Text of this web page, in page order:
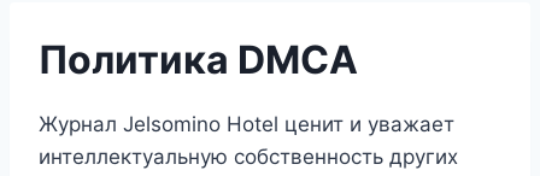
Политика DMCA
Журнал Jelsomino Hotel ценит и уважает
интеллектуальную собственность других